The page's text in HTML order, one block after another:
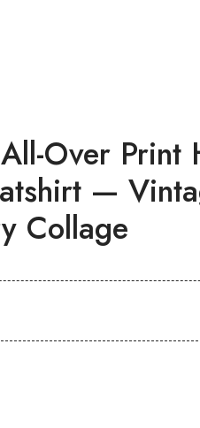
Over Print
—
Collage